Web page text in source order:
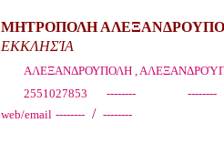
ΜΗΤΡΟΠΟΛΗ
ΕΚΚΛΗΣΊΑ
ΑΛΕΞΑΝΔΡΟΥΠΟΛΗ ,
2551027853 -------- --------
web/email -------- / --------